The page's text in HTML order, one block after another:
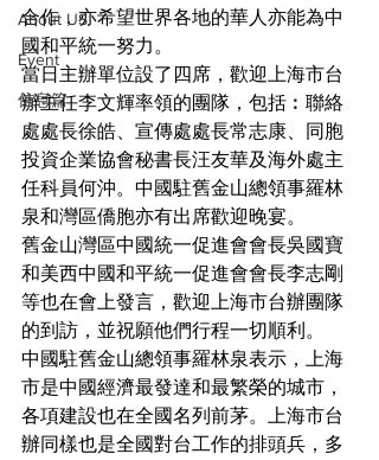
About US
Event
信息篇
合作，亦希望世界各地的華人亦能為中
國和平統一努力。
當日主辦單位設了四席，歡迎上海市台
辦主任李文輝率領的團隊，包括︰聯絡
處處長徐皓、宣傳處處長常志康、同胞
投資企業協會秘書長汪友華及海外處主
任科員何沖。中國駐舊金山總領事羅林
泉和灣區僑胞亦有出席歡迎晚宴。
舊金山灣區中國統一促進會會長吳國寶
和美西中國和平統一促進會會長李志剛
等也在會上發言，歡迎上海市台辦團隊
的到訪，並祝願他們行程一切順利。
中國駐舊金山總領事羅林泉表示，上海
市是中國經濟最發達和最繁榮的城市，
各項建設也在全國名列前茅。上海市台
辦同樣也是全國對台工作的排頭兵，多